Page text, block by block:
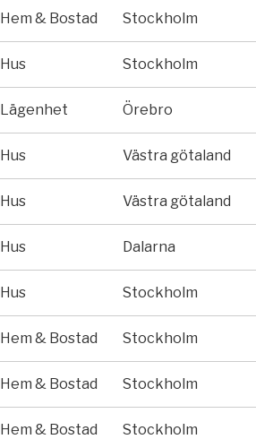
Hem & Bostad Stockholm
Hus Stockholm
Lägenhet Örebro
Hus Västra götaland
Hus Västra götaland
Hus Dalarna
Hus Stockholm
Hem & Bostad Stockholm
Hem & Bostad Stockholm
Hem & Bostad Stockholm